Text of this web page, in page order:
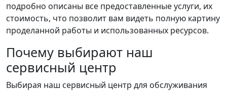
подробно описаны все предоставленные услуги, их
стоимость, что позволит вам видеть полную картину
проделанной работы и использованных ресурсов.
Почему выбирают наш
сервисный центр
Выбирая наш сервисный центр для обслуживания